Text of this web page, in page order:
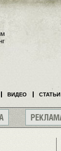
ВИДЕО СТАТЬИ